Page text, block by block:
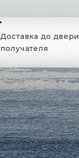
Доставка до двери
получателя